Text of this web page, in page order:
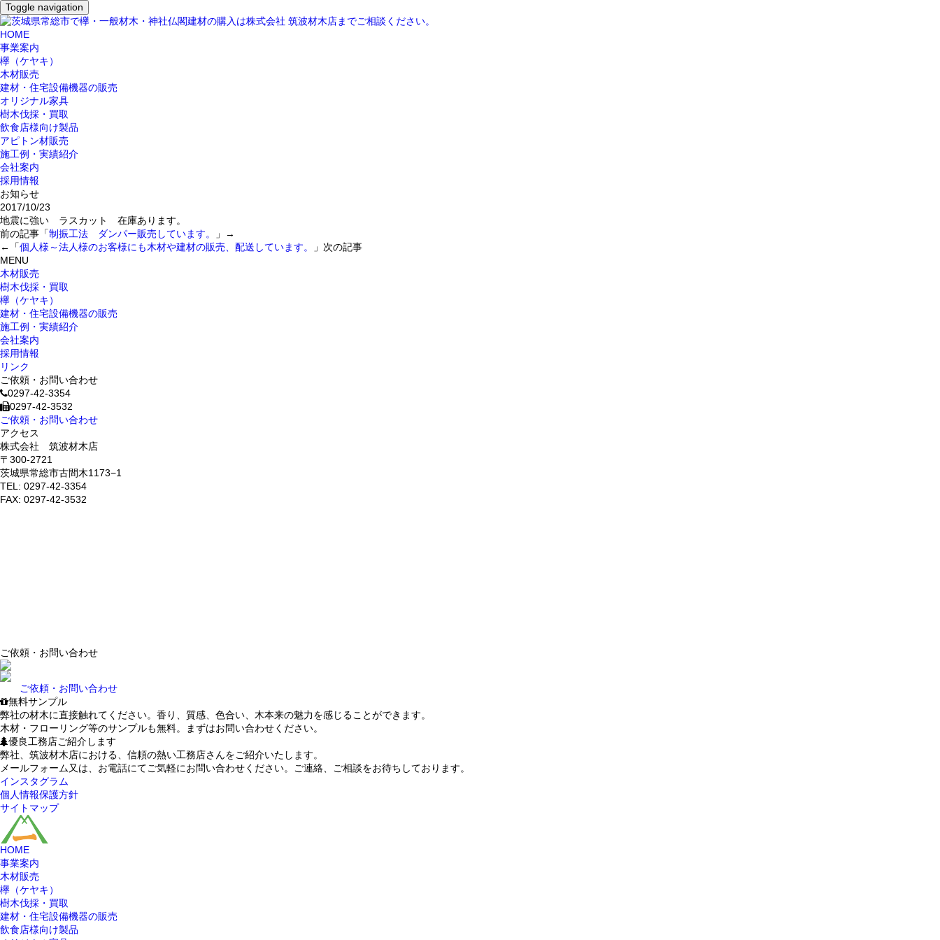
Toggle navigation
HOME
事業案内
欅（ケヤキ）
木材販売
建材・住宅設備機器の販売
オリジナル家具
樹木伐採・買取
飲食店様向け製品
アピトン材販売
施工例・実績紹介
会社案内
採用情報
お知らせ
2017/10/23
地震に強い ラスカット 在庫あります。
前の記事「 制振工法 ダンパー販売しています。
」→
←「 個人様～法人様のお客様にも木材や建材の販売、配送しています。
」次の記事
MENU
木材販売
樹木伐採・買取
欅（ケヤキ）
建材・住宅設備機器の販売
施工例・実績紹介
会社案内
採用情報
リンク
ご依頼・お問い合わせ
0297-42-3354
0297-42-3532
ご依頼・お問い合わせ
アクセス
株式会社 筑波材木店
〒300-2721
茨城県常総市古間木1173−1
TEL: 0297-42-3354
FAX: 0297-42-3532
ご依頼・お問い合わせ
ご依頼・お問い合わせ
無料サンプル
弊社の材木に直接触れてください。香り、質感、色合い、木本来の魅力を感じることができます。
木材・フローリング等のサンプルも無料。まずはお問い合わせください。
優良工務店ご紹介します
弊社、筑波材木店における、信頼の熱い工務店さんをご紹介いたします。
メールフォーム又は、お電話にてご気軽にお問い合わせください。ご連絡、ご相談をお待ちしております。
インスタグラム
個人情報保護方針
サイトマップ
HOME
事業案内
木材販売
欅（ケヤキ）
樹木伐採・買取
建材・住宅設備機器の販売
飲食店様向け製品